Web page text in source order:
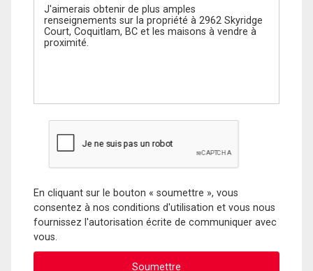
En cliquant sur le bouton « soumettre », vous
consentez à nos conditions d'utilisation et vous nous
fournissez l'autorisation écrite de communiquer avec
vous.